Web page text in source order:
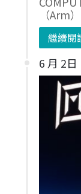
（Arm
繼續閱
6 月 2日